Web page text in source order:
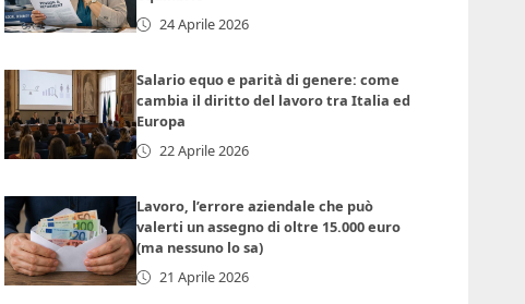
24 Aprile 2026
Salario equo e parità di genere: come
cambia il diritto del lavoro tra Italia ed
Europa
22 Aprile 2026
Lavoro, l’errore aziendale che può
valerti un assegno di oltre 15.000 euro
(ma nessuno lo sa)
21 Aprile 2026